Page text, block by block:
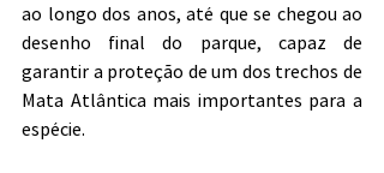
ao longo dos anos, até que se chegou ao
desenho final do parque, capaz de
garantir a proteção de um dos trechos de
Mata Atlântica mais importantes para a
espécie.